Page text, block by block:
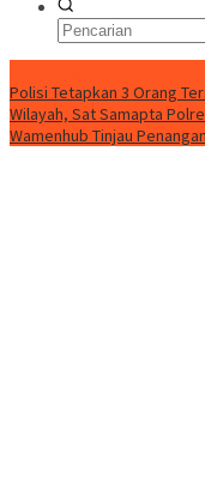
Polisi Tetapkan 3 Orang
Wilayah, Sat Samapta
Wamenhub Tinjau